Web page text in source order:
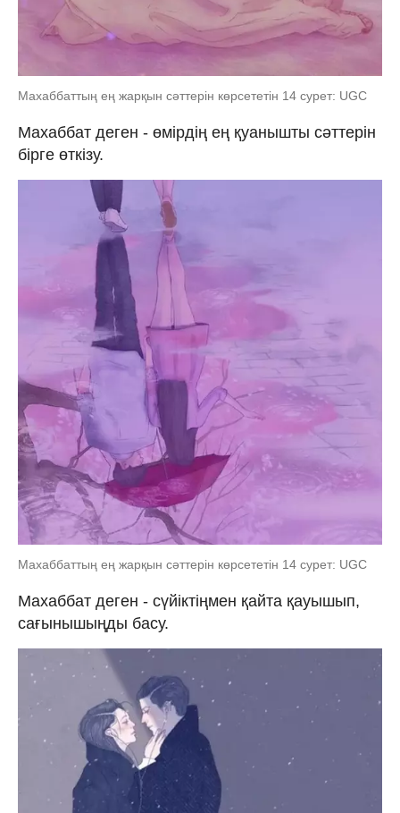
Махаббаттың ең жарқын сәттерін көрсететін 14 сурет: UGC
Махаббат деген - өмірдің ең қуанышты сәттерін
бірге өткізу.
Махаббаттың ең жарқын сәттерін көрсететін 14 сурет: UGC
Махаббат деген - сүйіктіңмен қайта қауышып,
сағынышыңды басу.